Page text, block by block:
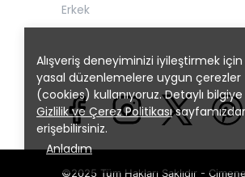
Alışveriş deneyiminizi iyileştirmek için
yasal düzenlemelere uygun çerezler
(cookies) kullanıyoruz. Detaylı bilgiye
Gizlilik ve Çerez Politikası
erişebilirsiniz.
Anladım
Erkek
©2025 Tüm Hakları Saklıdır -